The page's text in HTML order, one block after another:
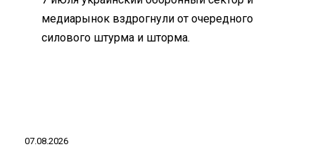
медиарынок вздрогнули от очередного
силового штурма и шторма.
07.08.2026